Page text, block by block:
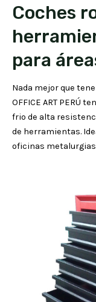
Coches
para
Nada mejor que
OFFICE ART PERÚ
frio de alta
de herramientas.
oficinas